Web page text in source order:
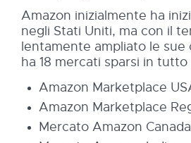
Amazon inizialmente ha
negli Stati Uniti, ma con il
lentamente ampliato le sue
ha 18 mercati sparsi in
Amazon Marketplace
Amazon Marketplace
Mercato Amazon Canada